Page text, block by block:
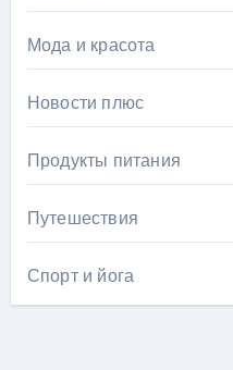
Мода и красота
Новости плюс
Продукты питания
Путешествия
Спорт и йога